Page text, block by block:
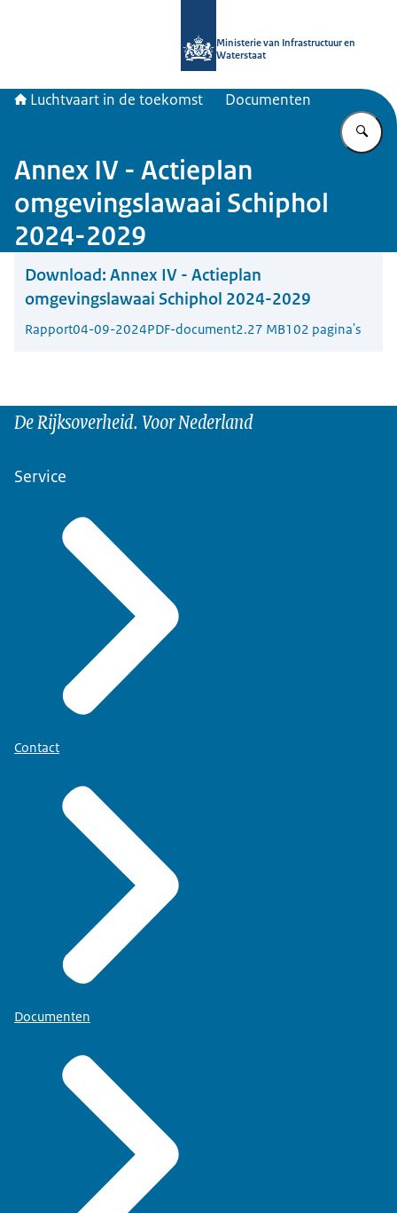
Ministerie van Infrastructuur en
Waterstaat
Luchtvaart in de toekomst Documenten
Annex IV - Actieplan
omgevingslawaai Schiphol
2024-2029
Download: Annex IV - Actieplan
omgevingslawaai Schiphol 2024-2029
Rapport04-09-2024PDF-document2.27 MB102 pagina's
De Rijksoverheid. Voor Nederland
Service
Contact
Documenten